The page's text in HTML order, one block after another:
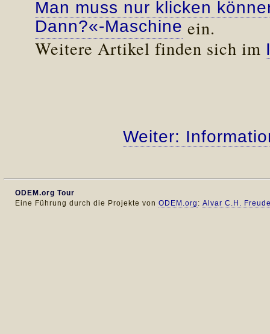
Man muss nur klicken
Dann?«-Maschine ein.
Weitere Artikel finden sich im
Weiter:
ODEM.org Tour
Eine Führung durch die Projekte vonODEM.org :Alvar C.H.